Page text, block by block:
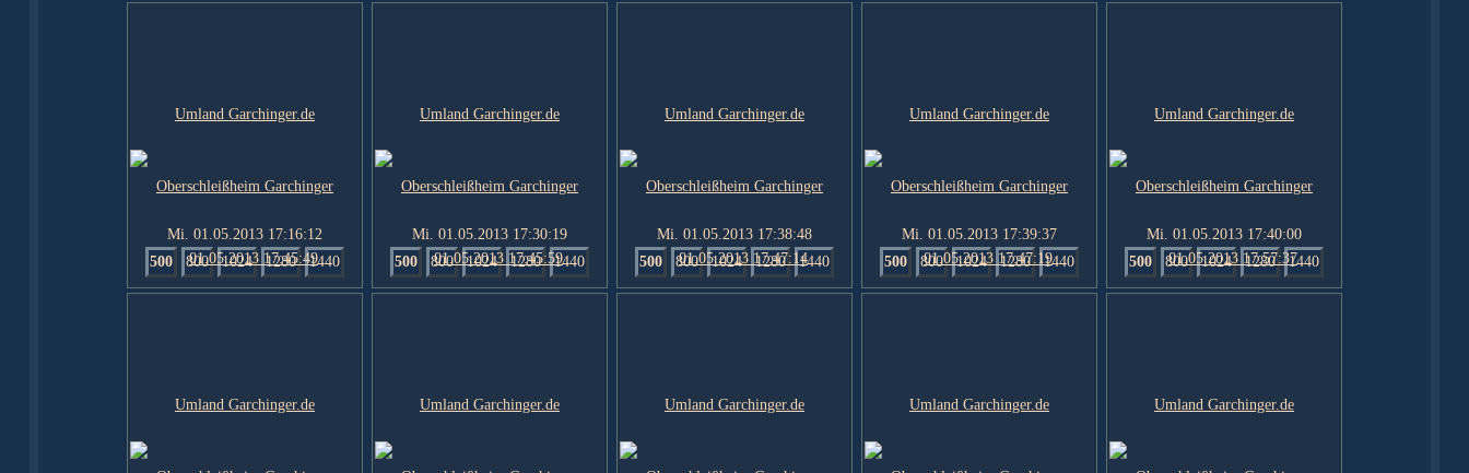
Mi. 01.05.2013 17:16:12
500
800 1024 1280 1440
Mi. 01.05.2013 17:30:19
500
800 1024 1280 1440
Mi. 01.05.2013 17:38:48
500
800 1024 1280 1440
Mi. 01.05.2013 17:39:37
500
800 1024 1280 1440
Mi. 01.05.2013 17:40:00
500
800 1024 1280 1440